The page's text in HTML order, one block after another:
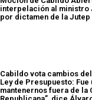
interpelación al ministro
por dictamen de la
Cabildo vota cambios
Ley de Presupuesto: Fue
mantenernos fuera de la